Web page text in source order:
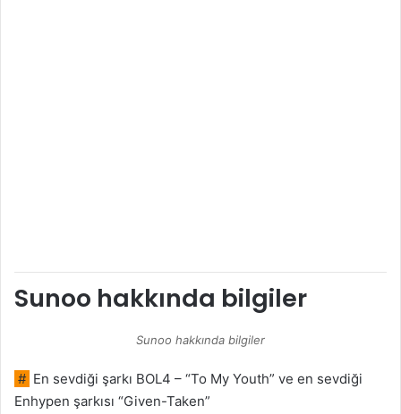
Sunoo hakkında bilgiler
Sunoo hakkında bilgiler
# En sevdiği şarkı BOL4 – “To My Youth” ve en sevdiği
Enhypen şarkısı “Given-Taken”